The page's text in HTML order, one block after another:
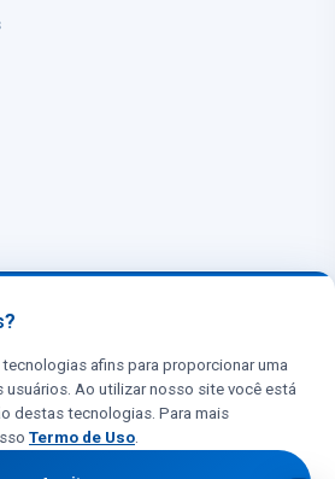
afins para proporcionar uma
usuários. Ao utilizar nosso site você está
destas tecnologias. Para mais
Termo de Uso.